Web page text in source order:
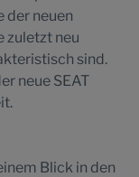
der neuen
zuletzt neu
sind.
neue SEAT
Blick in den